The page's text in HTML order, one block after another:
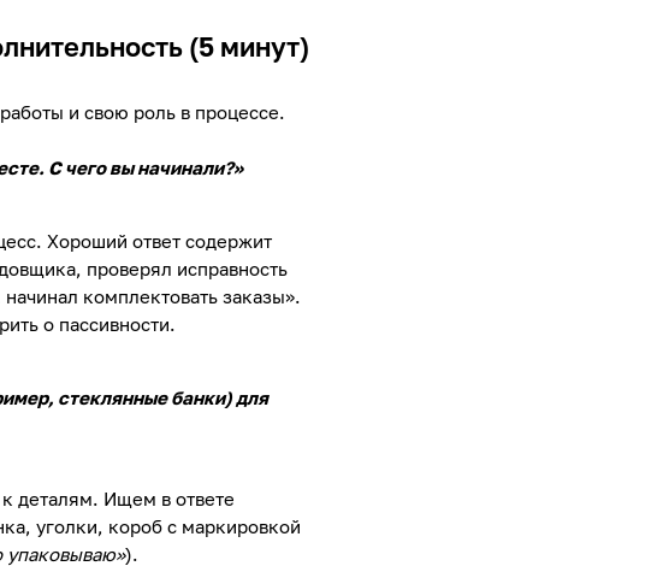
(5 минут)
и свою роль в процессе.
С чего вы начинали?»
Хороший ответ содержит
проверял исправность
комплектовать заказы».
о пассивности.
стеклянные банки) для
деталям. Ищем в ответе
уголки, короб с маркировкой
упаковываю»).